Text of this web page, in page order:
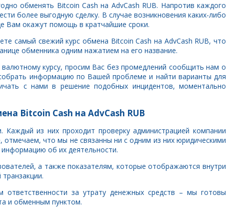
обменять Bitcoin Cash на AdvCash RUB. Напротив каждого
более выгодную сделку. В случае возникновения каких-либо
Вам окажут помощь в кратчайшие сроки.
самый свежий курс обмена Bitcoin Cash на AdvCash RUB, что
обменника одним нажатием на его название.
валютному курсу, просим Вас без промедлений сообщить нам о
информацию по Вашей проблеме и найти варианты для
с нами в решение подобных инцидентов, моментально
Bitcoin Cash на AdvCash RUB
из них проходит проверку администрацией компании
отмечаем, что мы не связанны ни с одним из них юридическими
об их деятельности.
а также показателям, которые отображаются внутри
за утрату денежных средств – мы готовы
и обменным пунктом.